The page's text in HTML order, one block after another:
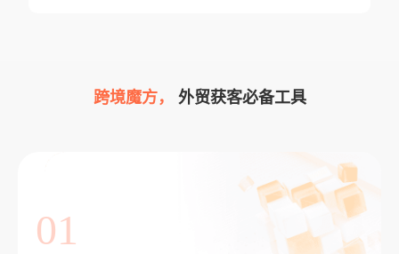
跨境魔方， 外贸获客必备工具
01